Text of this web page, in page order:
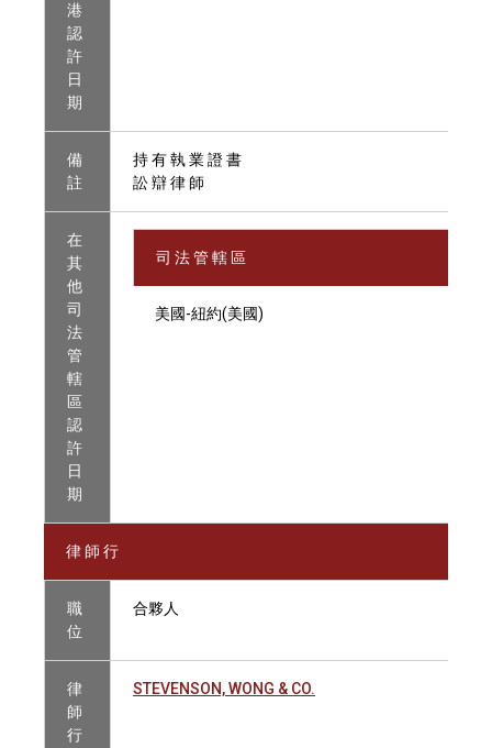
港
認
許
日
期
備
註
持 有 執 業 證 書
訟 辯 律 師
在
其
他
司
法
管
轄
區
認
許
日
期
司 法 管 轄 區
美國-紐約(美國)
律 師 行
職
位
合夥人
律
師
行
STEVENSON, WONG & CO.